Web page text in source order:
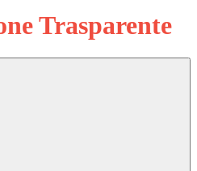
Trasparente